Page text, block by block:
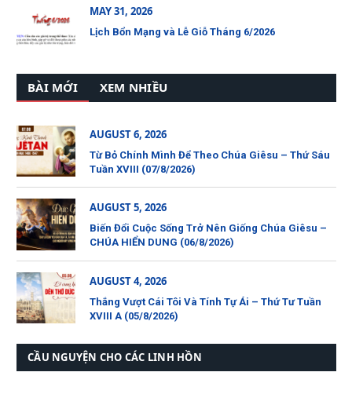
MAY 31, 2026
Lịch Bổn Mạng và Lễ Giỗ Tháng 6/2026
BÀI MỚI XEM NHIỀU
AUGUST 6, 2026
Từ Bỏ Chính Mình Để Theo Chúa Giêsu – Thứ Sáu
Tuần XVIII (07/8/2026)
AUGUST 5, 2026
Biến Đổi Cuộc Sống Trở Nên Giống Chúa Giêsu –
CHÚA HIỂN DUNG (06/8/2026)
AUGUST 4, 2026
Thắng Vượt Cái Tôi Và Tính Tự Ái – Thứ Tư Tuần
XVIII A (05/8/2026)
CẦU NGUYỆN CHO CÁC LINH HỒN